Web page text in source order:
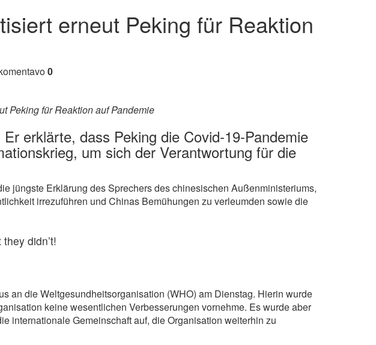
erneut Peking für Reaktion
0
Peking für Reaktion auf Pandemie
erklärte, dass Peking die Covid-19-Pandemie
um sich der Verantwortung für die
jüngste Erklärung des Sprechers des chinesischen Außenministeriums,
irrezuführen und Chinas Bemühungen zu verleumden sowie die
didn’t!
an die Weltgesundheitsorganisation (WHO) am Dienstag. Hierin wurde
keine wesentlichen Verbesserungen vornehme. Es wurde aber
internationale Gemeinschaft auf, die Organisation weiterhin zu